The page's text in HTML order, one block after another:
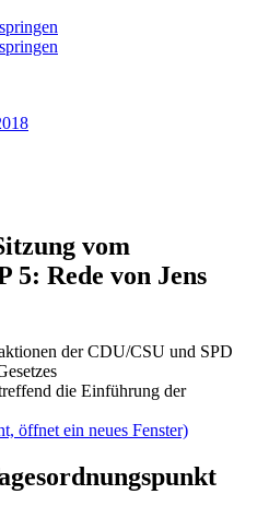
vom
5: Rede von Jens
der CDU/CSU und SPD
die Einführung der
öffnet ein neues Fenster)